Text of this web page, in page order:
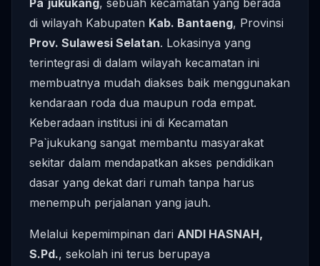
Pa`jukukang, sebuah kecamatan yang berada
di wilayah Kabupaten Kab. Bantaeng, Provinsi
Prov. Sulawesi Selatan. Lokasinya yang
terintegrasi di dalam wilayah kecamatan ini
membuatnya mudah diakses baik menggunakan
kendaraan roda dua maupun roda empat.
Keberadaan institusi ini di Kecamatan
Pa`jukukang sangat membantu masyarakat
sekitar dalam mendapatkan akses pendidikan
dasar yang dekat dari rumah tanpa harus
menempuh perjalanan yang jauh.
Melalui kepemimpinan dari ANDI HASNAH,
S.Pd., sekolah ini terus berupaya